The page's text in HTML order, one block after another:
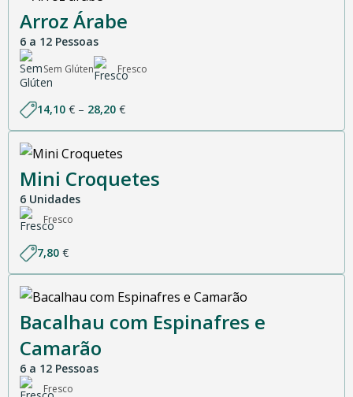
Arroz Árabe
6 a 12 Pessoas
Sem Glúten Fresco
14,10 € – 28,20 €Price
Mini Croquetes
6 Unidades
Fresco
7,80 €
Bacalhau com Espinafres e
Camarão
6 a 12 Pessoas
Fresco